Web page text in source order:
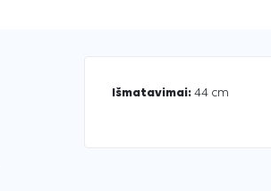
Išmatavimai: 44 cm